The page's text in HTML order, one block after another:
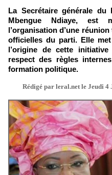
La Secrétaire générale du
Mbengue Ndiaye, est
l’organisation d’une
officielles du parti. Elle
l’origine de cette
respect des règles
formation politique.
Rédigé par leral.net le Jeudi 4